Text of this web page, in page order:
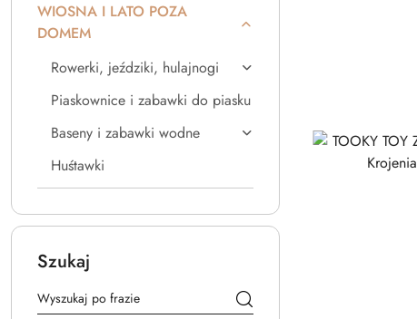
WIOSNA I LATO POZA
DOMEM
Rowerki, jeździki, hulajnogi
Piaskownice i zabawki do piasku
Baseny i zabawki wodne
Huśtawki
Szukaj